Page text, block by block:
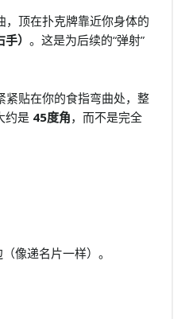
，顶在扑克牌靠近你身体的
） 。这是为后续的“弹射”
紧贴在你的食指弯曲处，整
约是 45度角，而不是完全
像递名片一样）。